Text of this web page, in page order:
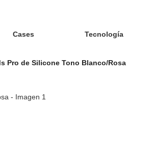
Cases Tecnología
Pro de Silicone Tono Blanco/Rosa